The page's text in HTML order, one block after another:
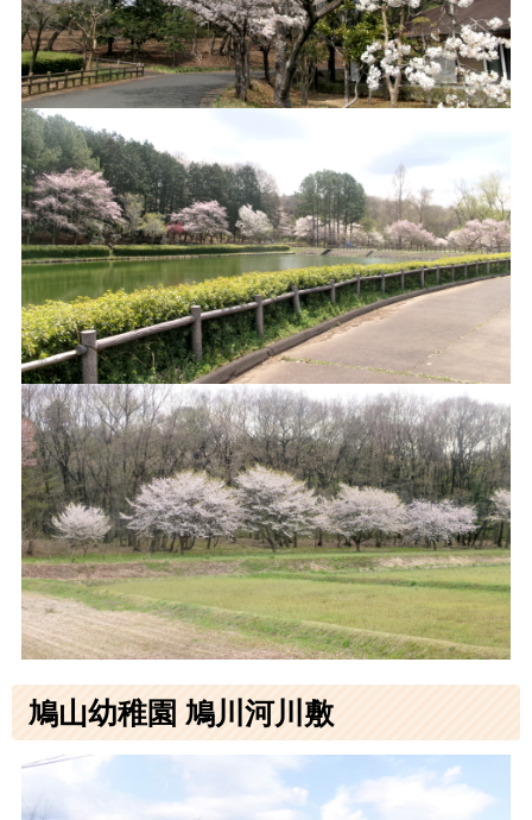
鳩山幼稚園 鳩川河川敷